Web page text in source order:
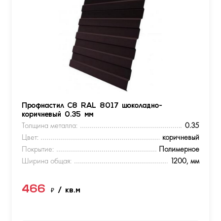
Профнастил С8 RAL 8017 шоколадно-
коричневый 0.35 мм
Толщина металла:
0.35
Цвет:
коричневый
Покрытие:
Полимерное
Ширина общая:
1200, мм
466 ₽ / кв.м